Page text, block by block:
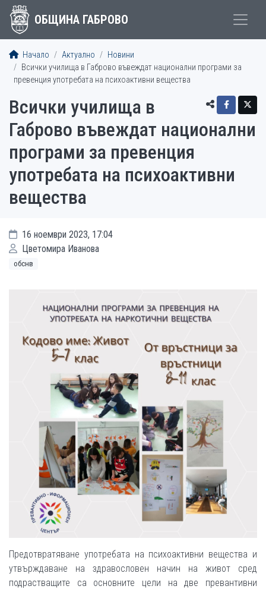
ОБЩИНА ГАБРОВО
Начало Актуално
Новини
Всички училища в Габрово въвеждат национални програми за
превенция употребата на психоактивни вещества
Всички училища в
Габрово въвеждат национални
програми за превенция
употребата на психоактивни
вещества
16 ноември 2023, 17:04
Цветомира Иванова
обснв
Предотвратяване употребата на психоактивни вещества и
утвърждаване на здравословен начин на живот сред
подрастващите са основните цели на две превантивни